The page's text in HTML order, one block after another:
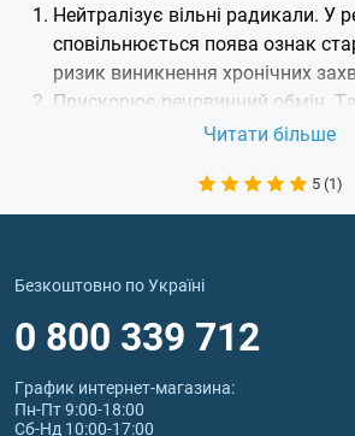
Нейтралізує вільні радикали. У
сповільнюється поява ознак
ризик виникнення хронічних
Прискорює речовинний обмін.
жироспалювання — особливо,
зустрічається в добавках для
Зміцнює імунітет. Концентрат
чому підвищує здатність
інфекціям і допомагає швидше
Знижує рівень холестерину.
тим самим підтримуючи здоров'я
системи.
Читати більше
5 (1)
Безкоштовно по Україні
0 800 339 712
График интернет‑магазина:
Пн-Пт 9:00-18:00
Сб-Нд 10:00-17:00